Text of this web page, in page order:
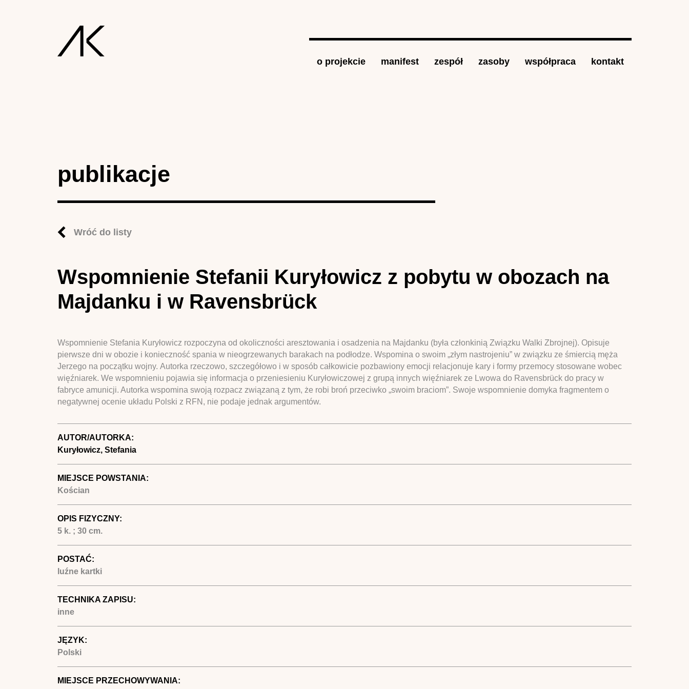
o projekcie manifest zespół zasoby współpraca kontakt
publikacje
Wróć do listy
Wspomnienie Stefanii Kuryłowicz z pobytu w obozach na
Majdanku i w Ravensbrück
Wspomnienie Stefania Kuryłowicz rozpoczyna od okoliczności aresztowania i osadzenia na Majdanku (była członkinią Związku Walki Zbrojnej). Opisuje
pierwsze dni w obozie i konieczność spania w nieogrzewanych barakach na podłodze. Wspomina o swoim „złym nastrojeniu” w związku ze śmiercią męża
Jerzego na początku wojny. Autorka rzeczowo, szczegółowo i w sposób całkowicie pozbawiony emocji relacjonuje kary i formy przemocy stosowane wobec
więźniarek. We wspomnieniu pojawia się informacja o przeniesieniu Kuryłowiczowej z grupą innych więźniarek ze Lwowa do Ravensbrück do pracy w
fabryce amunicji. Autorka wspomina swoją rozpacz związaną z tym, że robi broń przeciwko „swoim braciom”. Swoje wspomnienie domyka fragmentem o
negatywnej ocenie układu Polski z RFN, nie podaje jednak argumentów.
AUTOR/AUTORKA:
Kuryłowicz, Stefania
MIEJSCE POWSTANIA:
Kościan
OPIS FIZYCZNY:
5 k. ; 30 cm.
POSTAĆ:
luźne kartki
TECHNIKA ZAPISU:
inne
JĘZYK:
Polski
MIEJSCE PRZECHOWYWANIA: